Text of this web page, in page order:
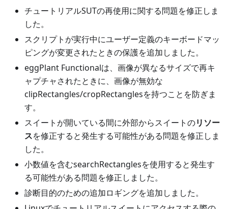
チュートリアルSUTの再使用に関する問題を修正しま
した。
スクリプトが実行中にユーザー定義のキーボードマッ
ピングが変更されたときの保護を追加しました。
eggPlant Functionalは、画像が異なるサイズで再キ
ャプチャされたときに、画像が無効な
clipRectangles/cropRectanglesを持つことを防ぎま
す。
スイートが開いている間に外部からスイートのリソー
スを修正すると発生する可能性がある問題を修正しま
した。
小数値を含むsearchRectanglesを使用すると発生す
る可能性がある問題を修正しました。
診断目的のための追加ロギングを追加しました。